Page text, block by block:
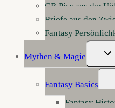
GB Pics aus der
Briefe aus den
Fantasy
Mythen & Magie
Fantasy Basics
Fantasy